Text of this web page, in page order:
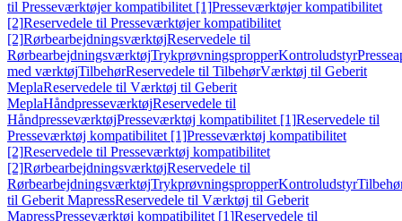
til Presseværktøjer kompatibilitet [1]Presseværktøjer kompatibilitet
[2]Reservedele til Presseværktøjer kompatibilitet
[2]RørbearbejdningsværktøjReservedele til
RørbearbejdningsværktøjTrykprøvningspropperKontroludstyr
med værktøjTilbehørReservedele til TilbehørVærktøj til Geberit
MeplaReservedele til Værktøj til Geberit
MeplaHåndpresseværktøjReservedele til
HåndpresseværktøjPresseværktøj kompatibilitet [1]Reservedele til
Presseværktøj kompatibilitet [1]Presseværktøj kompatibilitet
[2]Reservedele til Presseværktøj kompatibilitet
[2]RørbearbejdningsværktøjReservedele til
RørbearbejdningsværktøjTrykprøvningspropperKontroludstyr
til Geberit MapressReservedele til Værktøj til Geberit
MapressPresseværktøj kompatibilitet [1]Reservedele til